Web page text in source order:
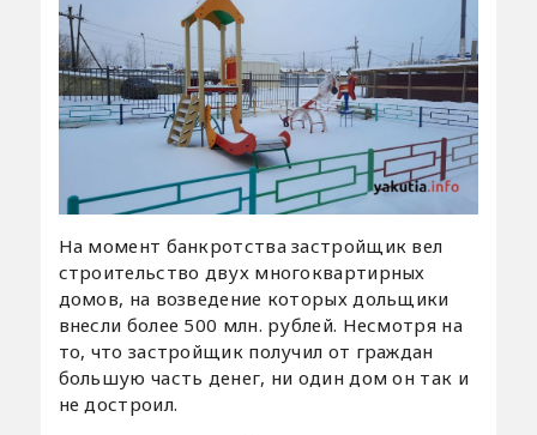
На момент банкротства застройщик вел
строительство двух многоквартирных
домов, на возведение которых дольщики
внесли более 500 млн. рублей. Несмотря на
то, что застройщик получил от граждан
большую часть денег, ни один дом он так и
не достроил.